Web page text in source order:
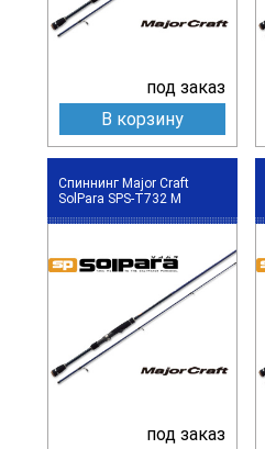
под заказ
В корзину
Спиннинг Major Craft
SolPara SPS-T732 M
под заказ